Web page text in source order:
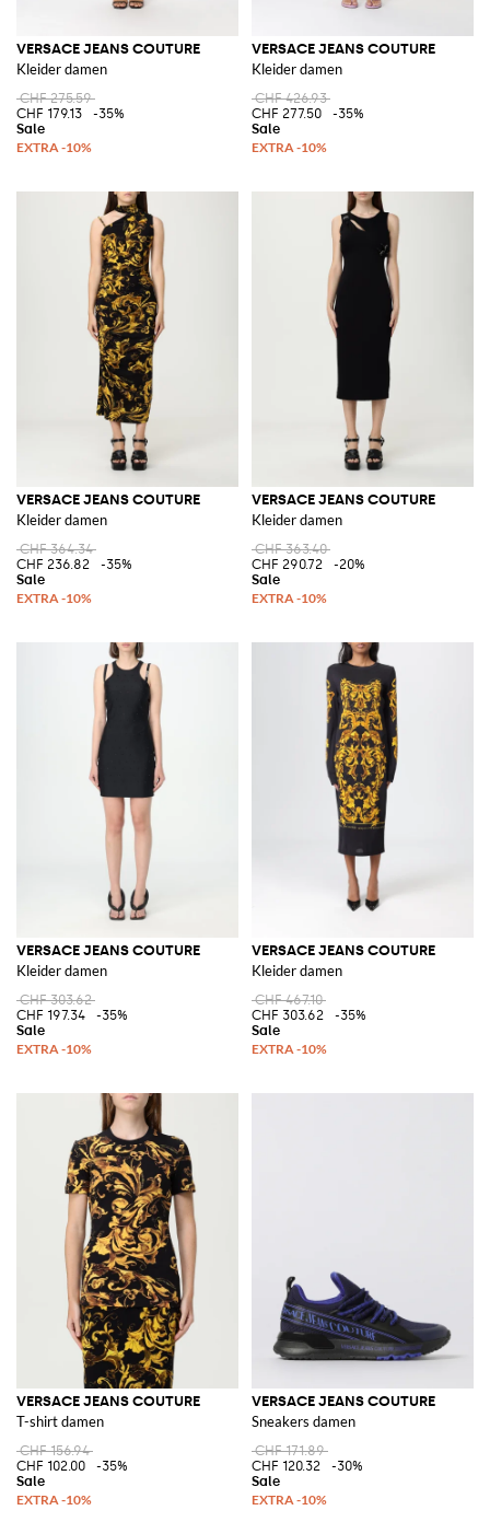
VERSACE JEANS COUTURE
Kleider damen
CHF 275.59
CHF 179.13
-35%
VERSACE JEANS COUTURE
Kleider damen
CHF 426.93
CHF 277.50
-35%
VERSACE JEANS COUTURE
Kleider damen
CHF 364.34
CHF 236.82
-35%
VERSACE JEANS COUTURE
Kleider damen
CHF 363.40
CHF 290.72
-20%
VERSACE JEANS COUTURE
Kleider damen
CHF 303.62
CHF 197.34
-35%
VERSACE JEANS COUTURE
Kleider damen
CHF 467.10
CHF 303.62
-35%
VERSACE JEANS COUTURE
T-shirt damen
CHF 156.94
CHF 102.00
-35%
VERSACE JEANS COUTURE
Sneakers damen
CHF 171.89
CHF 120.32
-30%